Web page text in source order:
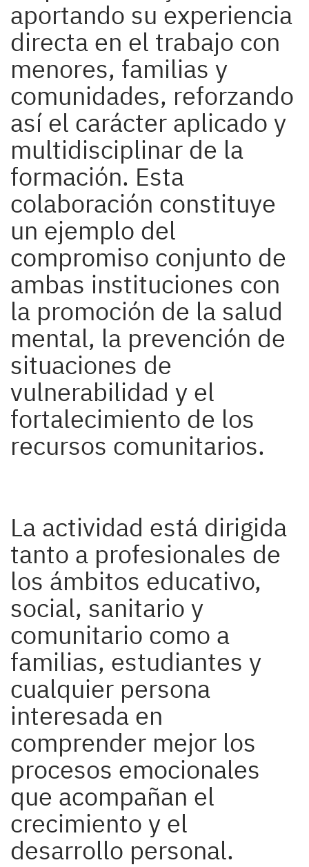
aportando su experiencia
directa en el trabajo con
menores, familias y
comunidades, reforzando
así el carácter aplicado y
multidisciplinar de la
formación. Esta
colaboración constituye
un ejemplo del
compromiso conjunto de
ambas instituciones con
la promoción de la salud
mental, la prevención de
situaciones de
vulnerabilidad y el
fortalecimiento de los
recursos comunitarios.
La actividad está dirigida
tanto a profesionales de
los ámbitos educativo,
social, sanitario y
comunitario como a
familias, estudiantes y
cualquier persona
interesada en
comprender mejor los
procesos emocionales
que acompañan el
crecimiento y el
desarrollo personal.